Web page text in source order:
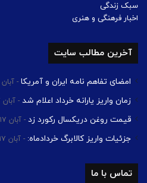
سبک زندگی
اخبار فرهنگی و هنری
آخرین مطالب سایت
امضای تفاهم نامه ایران و آمریکا آبان ۱۷, ۱۴۰۱
زمان واریز یارانه خرداد اعلام شد آبان ۱۷, ۱۴۰۱
قیمت روغن دریکسال رکورد زد آبان ۱۷, ۱۴۰۱
جزئیات واریز کالابرگ خردادماه: آبان ۱۷, ۱۴۰۱
تماس با ما